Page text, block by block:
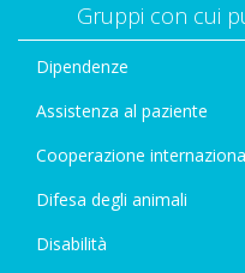
Gruppi con cui
Dipendenze
Assistenza al paziente
Cooperazione
Difesa degli animali
Disabilità